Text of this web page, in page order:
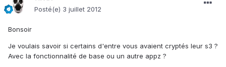
Posté(e) 3 juillet 2012
Bonsoir
Je voulais savoir si certains d'entre vous avaient cryptés leur s3 ?
Avec la fonctionnalité de base ou un autre appz ?